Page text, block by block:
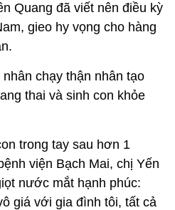
Quang đã viết nên điều kỳ
gieo hy vọng cho hàng
chạy thận nhân tạo
thai và sinh con khỏe
trong tay sau hơn 1
viện Bạch Mai, chị Yến
nước mắt hạnh phúc:
giá với gia đình tôi, tất cả